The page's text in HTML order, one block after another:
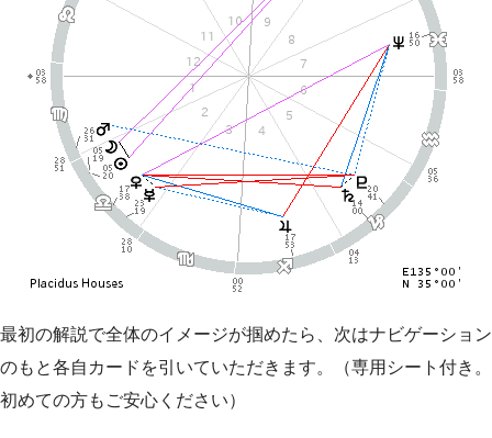
最初の解説で全体のイメージが掴めたら、次はナビゲーション
のもと各自カードを引いていただきます。（専用シート付き。
初めての方もご安心ください）